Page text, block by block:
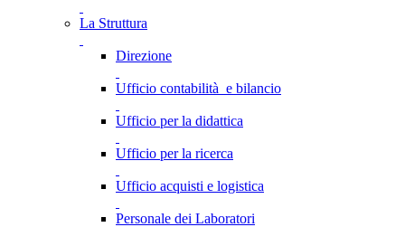
La Struttura
Direzione
Ufficio contabilità e bilancio
Ufficio per la didattica
Ufficio per la ricerca
Ufficio acquisti e logistica
Personale dei Laboratori